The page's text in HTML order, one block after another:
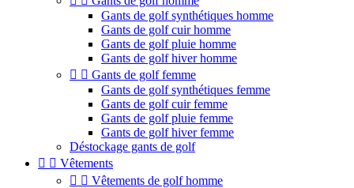
Gants de golf synthétiques homme
Gants de golf cuir homme
Gants de golf pluie homme
Gants de golf hiver homme
  Gants de golf femme
Gants de golf synthétiques femme
Gants de golf cuir femme
Gants de golf pluie femme
Gants de golf hiver femme
Déstockage gants de golf
  Vêtements
  Vêtements de golf homme